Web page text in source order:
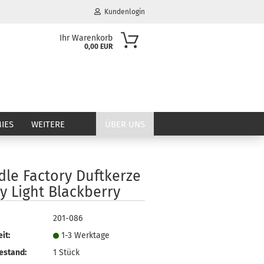
Kundenlogin
vergessen?
Ihr Warenkorb
0,00 EUR
ÜBER UNS
WEITERE
Factory Duftkerze
Light Blackberry
201-086
1-3 Werktage
1 Stück